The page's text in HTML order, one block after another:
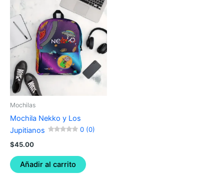
Mochilas
Mochila Nekko y Los
Jupitianos
0 (0)
$45.00
Añadir al carrito